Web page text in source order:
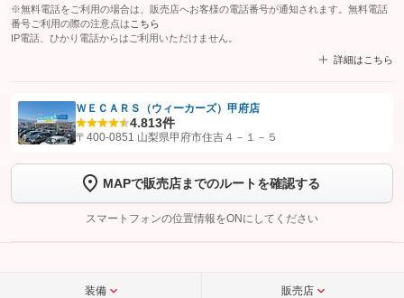
※無料電話をご利用の場合は、販売店へお客様の電話番号が通知されます。無料電話
番号ご利用の際の注意点は こちら
IP電話、ひかり電話からはご利用いただけません。
詳細はこちら
【STEP1】認証画面でグーネットを友だち追加してから「許可する」ボタンを押
トーク画面で
ボタンをタップして問い合わせを
完了してください。
こちら
ＷＥＣＡＲＳ（ウィーカーズ）甲府店
4.813件
〒400-0851 山梨県甲府市住吉４－１－５
MAPで販売店までのルートを確認する
スマートフォンの位置情報をONにしてください
装備 販売店